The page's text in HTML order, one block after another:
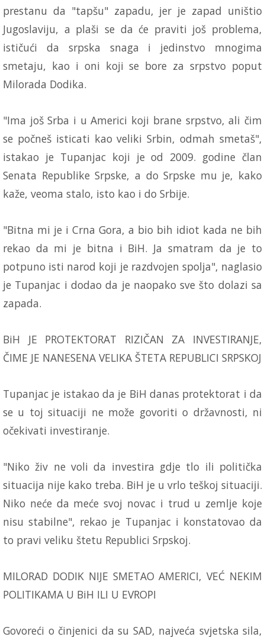
prestanu da "tapšu" zapadu, jer je zapad uništio
Jugoslaviju, a plaši se da će praviti još problema,
ističući da srpska snaga i jedinstvo mnogima
smetaju, kao i oni koji se bore za srpstvo poput
Milorada Dodika.
"Ima još Srba i u Americi koji brane srpstvo, ali čim
se počneš isticati kao veliki Srbin, odmah smetaš",
istakao je Tupanjac koji je od 2009. godine član
Senata Republike Srpske, a do Srpske mu je, kako
kaže, veoma stalo, isto kao i do Srbije.
"Bitna mi je i Crna Gora, a bio bih idiot kada ne bih
rekao da mi je bitna i BiH. Ja smatram da je to
potpuno isti narod koji je razdvojen spolja", naglasio
je Tupanjac i dodao da je naopako sve što dolazi sa
zapada.
BiH JE PROTEKTORAT RIZIČAN ZA INVESTIRANJE,
ČIME JE NANESENA VELIKA ŠTETA REPUBLICI SRPSKOJ
Tupanjac je istakao da je BiH danas protektorat i da
se u toj situaciji ne može govoriti o državnosti, ni
očekivati investiranje.
"Niko živ ne voli da investira gdje tlo ili politička
situacija nije kako treba. BiH je u vrlo teškoj situaciji.
Niko neće da meće svoj novac i trud u zemlje koje
nisu stabilne", rekao je Tupanjac i konstatovao da
to pravi veliku štetu Republici Srpskoj.
MILORAD DODIK NIJE SMETAO AMERICI, VEĆ NEKIM
POLITIKAMA U BiH ILI U EVROPI
Govoreći o činjenici da su SAD, najveća svjetska sila,